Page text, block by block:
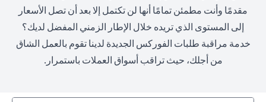
مقدمًا وأنت مطمئن تمامًا أنها لن تكتمل إلا بعد أن تصل الأسعار
إلى المستوى الذي تريده خلال الإطار الزمني المفضل لديك؟
خدمة مراقبة طلبات الفوركس الجديدة لدينا تقوم بالعمل الشاق
من أجلك، حيث تراقب أسواق العملات باستمرار.